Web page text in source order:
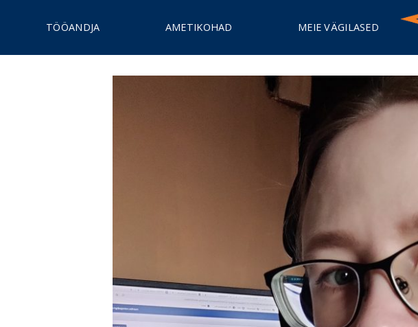
TÖÖANDJA AMETIKOHAD MEIE VÄGILASED